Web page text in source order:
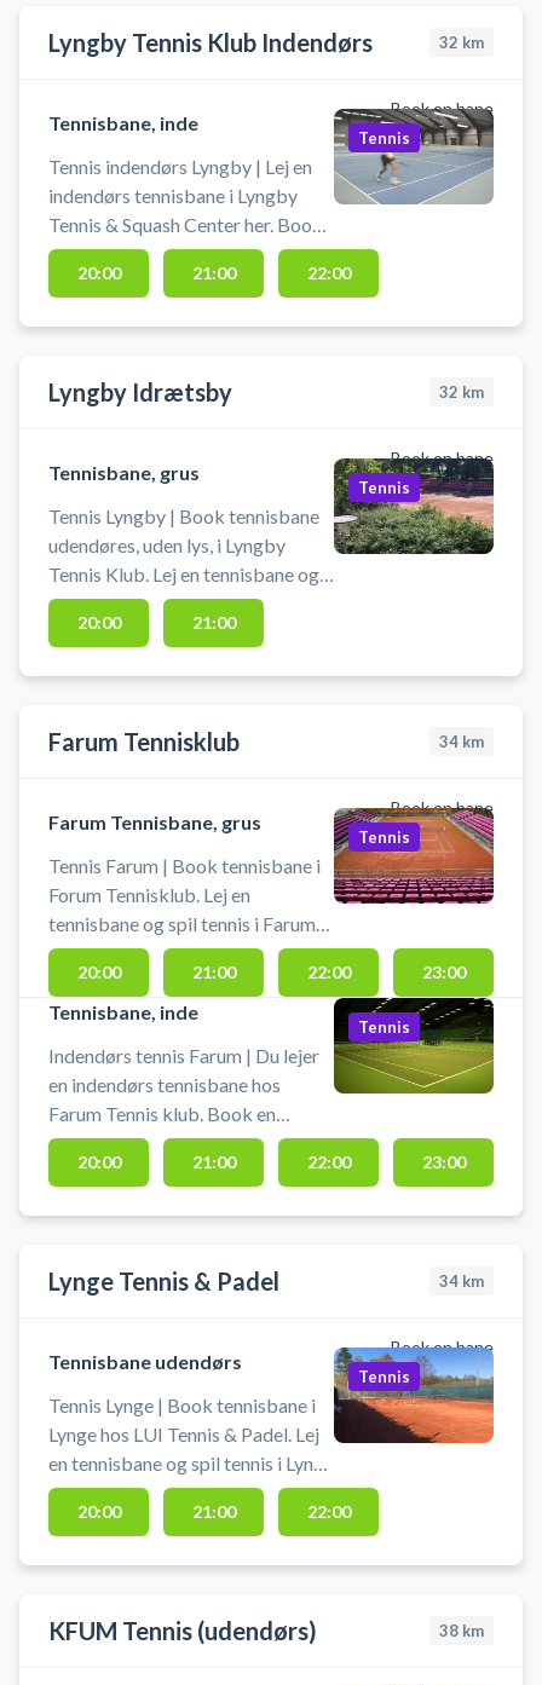
reservationens starttidspunkt.
Lyngby Tennis Klub Indendørs 32 km
Book en bane
Tennisbane, inde
Tennis indendørs Lyngby | Lej en
indendørs tennisbane i Lyngby
Tennis & Squash Center her. Book
tennisbane og spil tennis i Lundby
på indendørs tennisbaner i
Medbring selv ketcher og bolde.
Tennis
20:00 21:00 22:00
Lyngby Idrætsby 32 km
Book en bane
Tennisbane, grus
Tennis Lyngby | Book tennisbane
udendøres, uden lys, i Lyngby
Tennis Klub. Lej en tennisbane og
spil tennis ved Lyngby Idrætsby på
udendørs grusbaner beliggende
reservationens starttidspunkt.
Tennis
20:00 21:00
Farum Tennisklub 34 km
Book en bane
Farum Tennisbane, grus
Tennis Farum | Book tennisbane i
Forum Tennisklub. Lej en
tennisbane og spil tennis i Farum
på en grusbane i byens tennisklub.
Gratis parkering ved
tennisbanerne i Farum.
Tennis
20:00 21:00 22:00 23:00
Tennisbane, inde
Indendørs tennis Farum | Du lejer
en indendørs tennisbane hos
Farum Tennis klub. Book en
indendørs tennisbane og spil
tennis i Farum i en indendørs
bad.
Tennis
20:00 21:00 22:00 23:00
Lynge Tennis & Padel 34 km
Book en bane
Tennisbane udendørs
Tennis Lynge | Book tennisbane i
Lynge hos LUI Tennis & Padel. Lej
en tennisbane og spil tennis i Lynge
på en udendørs grusbane i
tennisklubben beliggende ved
Tennis
20:00 21:00 22:00
KFUM Tennis (udendørs) 38 km